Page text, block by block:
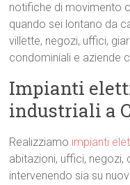
notifiche di movimento
quando sei lontano da
villette, negozi, uffici,
condominiali e aziende
Impianti
industriali a
Realizziamo impianti
abitazioni, uffici, negozi,
intervenendo sia su